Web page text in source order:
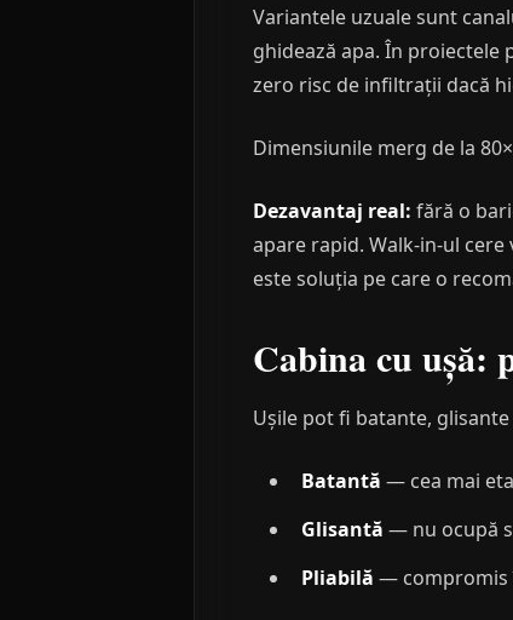
Variantele uzuale sunt
ghidează apa. În proiectele
zero risc de infiltrații dacă
Dimensiunile merg de la
Dezavantaj real: fără o
apare rapid. Walk-in-ul
este soluția pe care o
Cabina cu ușă:
Ușile pot fi batante,
Batantă — cea mai
Glisantă — nu ocupă
Pliabilă — compromis